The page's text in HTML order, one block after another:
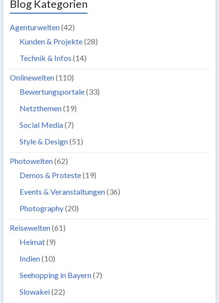
Blog Kategorien
Agenturwelten(42)
Kunden & Projekte(28)
Technik & Infos (14)
Onlinewelten(110)
Bewertungsportale(33)
Netzthemen(19)
Social Media(7)
Style & Design(51)
Photowelten(62)
Demos & Proteste(19)
Events & Veranstaltungen(36)
Photography(20)
Reisewelten(61)
Heimat(9)
Indien(10)
Seehopping in Bayern(7)
Slowakei(22)